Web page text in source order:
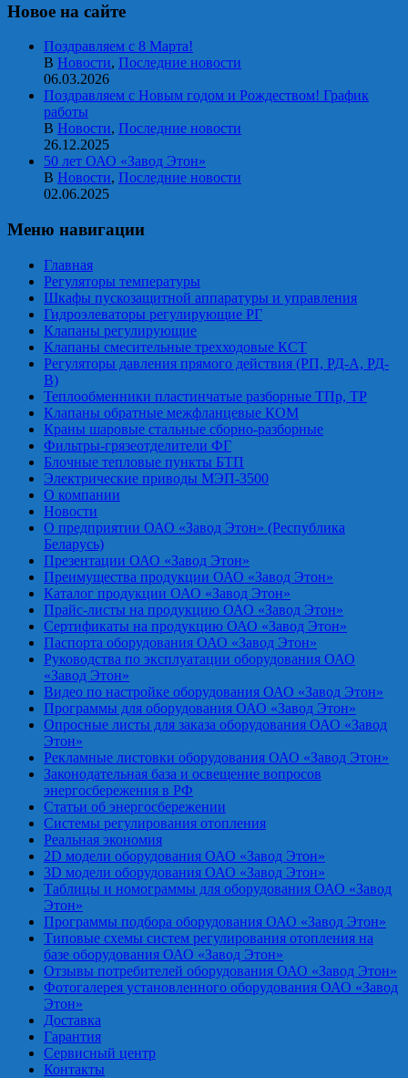
Новое на сайте
Поздравляем с 8 Марта!
В Новости, Последние новости
06.03.2026
Поздравляем с Новым годом и Рождеством! График
работы
В Новости, Последние новости
26.12.2025
50 лет ОАО «Завод Этон»
В Новости, Последние новости
02.06.2025
Меню навигации
Главная
Регуляторы температуры
Шкафы пускозащитной аппаратуры и управления
Гидроэлеваторы регулирующие РГ
Клапаны регулирующие
Клапаны смесительные трехходовые КСТ
Регуляторы давления прямого действия (РП, РД-А, РД-
В)
Теплообменники пластинчатые разборные ТПр, ТР
Клапаны обратные межфланцевые КОМ
Краны шаровые стальные сборно-разборные
Фильтры-грязеотделители ФГ
Блочные тепловые пункты БТП
Электрические приводы МЭП-3500
О компании
Новости
О предприятии ОАО «Завод Этон» (Республика
Беларусь)
Презентации ОАО «Завод Этон»
Преимущества продукции ОАО «Завод Этон»
Каталог продукции ОАО «Завод Этон»
Прайс-листы на продукцию ОАО «Завод Этон»
Сертификаты на продукцию ОАО «Завод Этон»
Паспорта оборудования ОАО «Завод Этон»
Руководства по эксплуатации оборудования ОАО
«Завод Этон»
Видео по настройке оборудования ОАО «Завод Этон»
Программы для оборудования ОАО «Завод Этон»
Опросные листы для заказа оборудования ОАО «Завод
Этон»
Рекламные листовки оборудования ОАО «Завод Этон»
Законодательная база и освещение вопросов
энергосбережения в РФ
Статьи об энергосбережении
Системы регулирования отопления
Реальная экономия
2D модели оборудования ОАО «Завод Этон»
3D модели оборудования ОАО «Завод Этон»
Таблицы и номограммы для оборудования ОАО «Завод
Этон»
Программы подбора оборудования ОАО «Завод Этон»
Типовые схемы систем регулирования отопления на
базе оборудования ОАО «Завод Этон»
Отзывы потребителей оборудования ОАО «Завод Этон»
Фотогалерея установленного оборудования ОАО «Завод
Этон»
Доставка
Гарантия
Сервисный центр
Контакты